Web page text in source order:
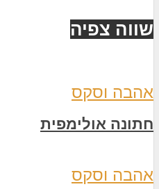
שווה צפיה
אהבה וסקס
חתונה אולימפית
אהבה וסקס